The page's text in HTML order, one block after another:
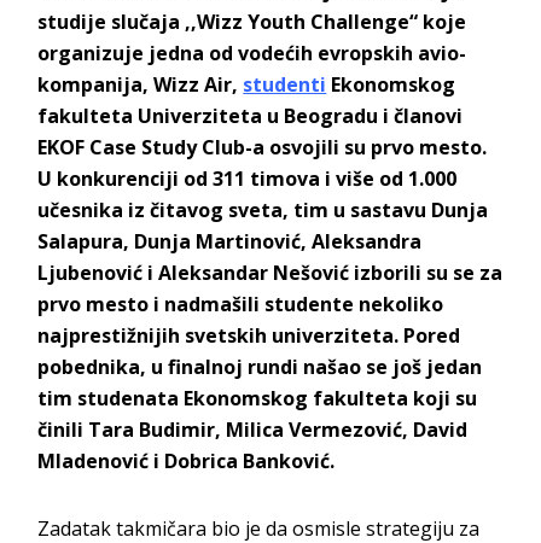
studije slučaja ,,Wizz Youth Challenge“ koje
organizuje jedna od vodećih evropskih avio-
kompanija, Wizz Air, studenti Ekonomskog
fakulteta Univerziteta u Beogradu i članovi
EKOF Case Study Club-a osvojili su prvo mesto.
U konkurenciji od 311 timova i više od 1.000
učesnika iz čitavog sveta, tim u sastavu Dunja
Salapura, Dunja Martinović, Aleksandra
Ljubenović i Aleksandar Nešović izborili su se za
prvo mesto i nadmašili studente nekoliko
najprestižnijih svetskih univerziteta. Pored
pobednika, u finalnoj rundi našao se još jedan
tim studenata Ekonomskog fakulteta koji su
činili Tara Budimir, Milica Vermezović, David
Mladenović i Dobrica Banković.
Zadatak takmičara bio je da osmisle strategiju za